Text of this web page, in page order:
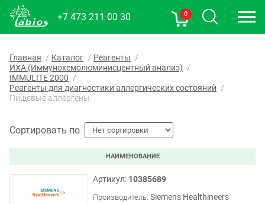
+7 473 211 00 30 0
Главная Каталог
Реагенты
ИХА (Иммунохемолюминисцентный анализ)
IMMULITE 2000
Реагенты для диагностики аллергических состояний
Пищевые аллергены
Сортировать по
НАИМЕНОВАНИЕ
10385689
Производитель:Siemens Healthineers